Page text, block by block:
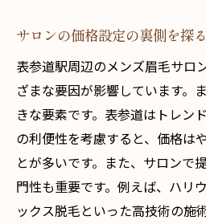
サロンの価格設定の裏側を探る
表参道駅周辺のメンズ眉毛サロ
ざまな要因が影響しています。
きな要素です。表参道はトレン
の利便性を考慮すると、価格は
とが多いです。また、サロンで
門性も重要です。例えば、ハリ
ックス脱毛といった高技術の施